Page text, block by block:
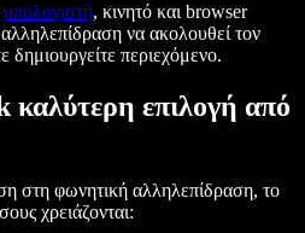
υπολογιστή, κινητό και browser
να ακολουθεί τον
δημιουργείτε περιεχόμενο.
καλύτερη επιλογή από
στη φωνητική αλληλεπίδραση, το
χρειάζονται: